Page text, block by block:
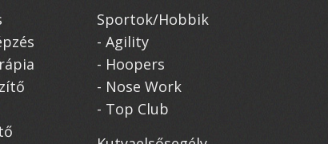
Sportok/Hobbik
- Agility
- Hoopers
- Nose Work
- Top Club